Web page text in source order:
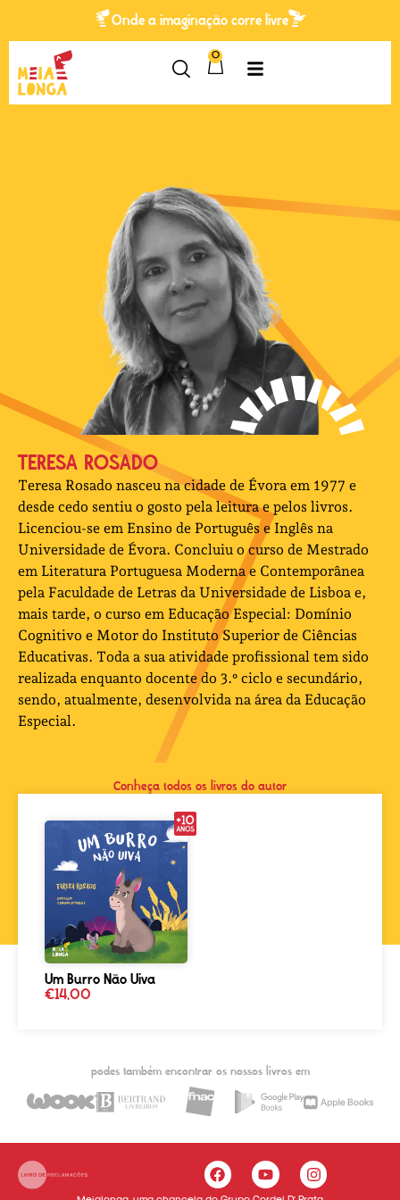
Onde a imaginação corre livre
0
TERESA ROSADO
Teresa Rosado nasceu na cidade de Évora em 1977 e
desde cedo sentiu o gosto pela leitura e pelos livros.
Licenciou-se em Ensino de Português e Inglês na
Universidade de Évora. Concluiu o curso de Mestrado
em Literatura Portuguesa Moderna e Contemporânea
pela Faculdade de Letras da Universidade de Lisboa e,
mais tarde, o curso em Educação Especial: Domínio
Cognitivo e Motor do Instituto Superior de Ciências
Educativas. Toda a sua atividade profissional tem sido
realizada enquanto docente do 3.º ciclo e secundário,
sendo, atualmente, desenvolvida na área da Educação
Especial.
Conheça todos os livros do autor
Um Burro Não Uiva
€14,00
podes também encontrar os nossos livros em